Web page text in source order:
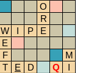
O
R
W
I P
E
E
F
M
T E D Q
I